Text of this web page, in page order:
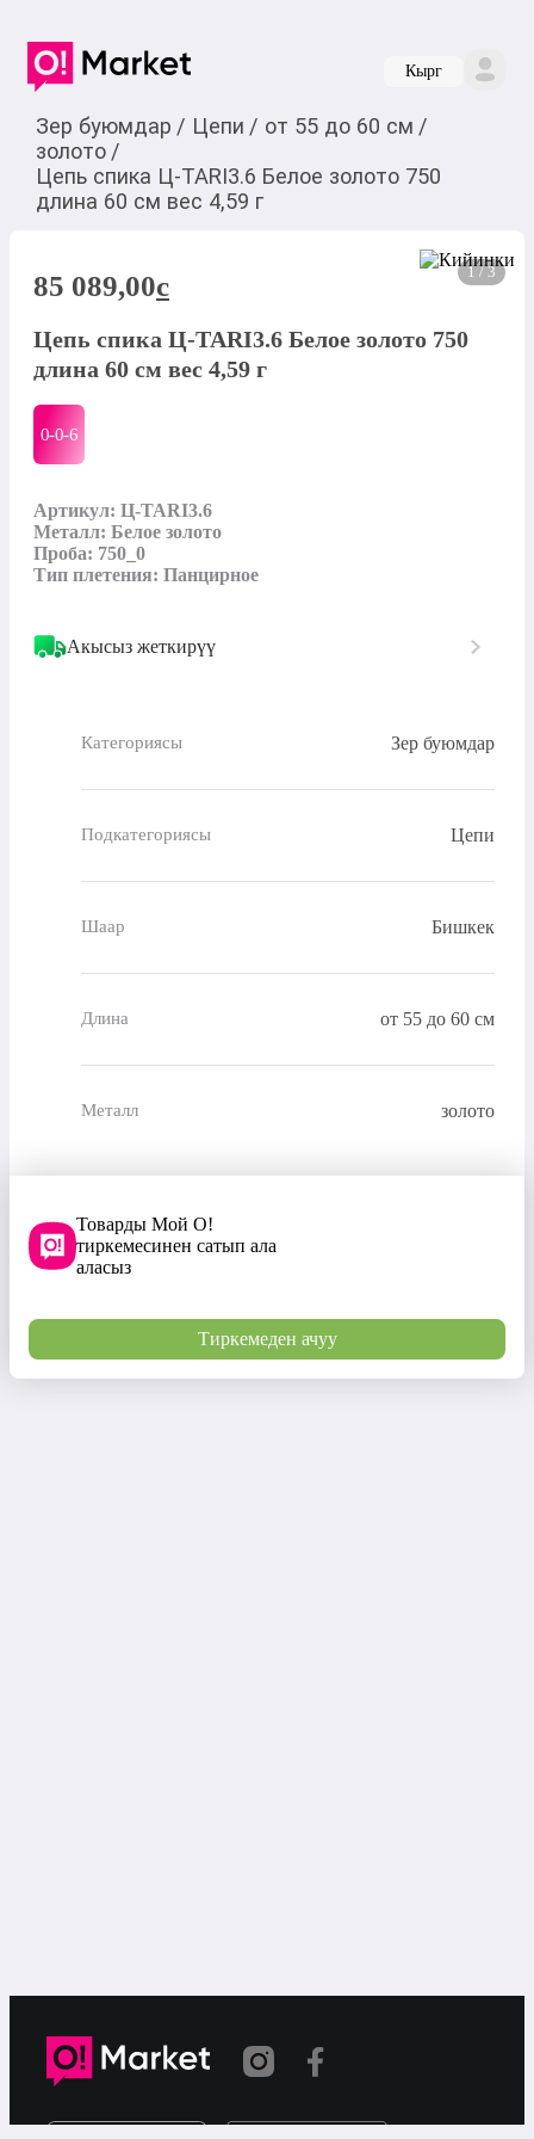
Кырг
Зер буюмдар / Цепи / от 55 до 60 см /
золото /
Цепь спика Ц-TARI3.6 Белое золото 750
длина 60 см вес 4,59 г
1 / 3
85 089,00c
Цепь спика Ц-TARI3.6 Белое золото 750
длина 60 см вес 4,59 г
0-0-6
Артикул: Ц-TARI3.6
Металл: Белое золото
Проба: 750_0
Тип плетения: Панцирное
Акысыз жеткирүү
Категориясы Зер буюмдар
Подкатегориясы Цепи
Шаар Бишкек
Длина от 55 до 60 см
Металл золото
Товарды Мой О!
тиркемесинен сатып ала
аласыз
Тиркемеден ачуу